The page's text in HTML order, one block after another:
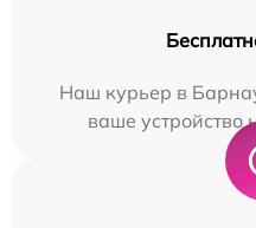
Наш курьер в
ваше устройство